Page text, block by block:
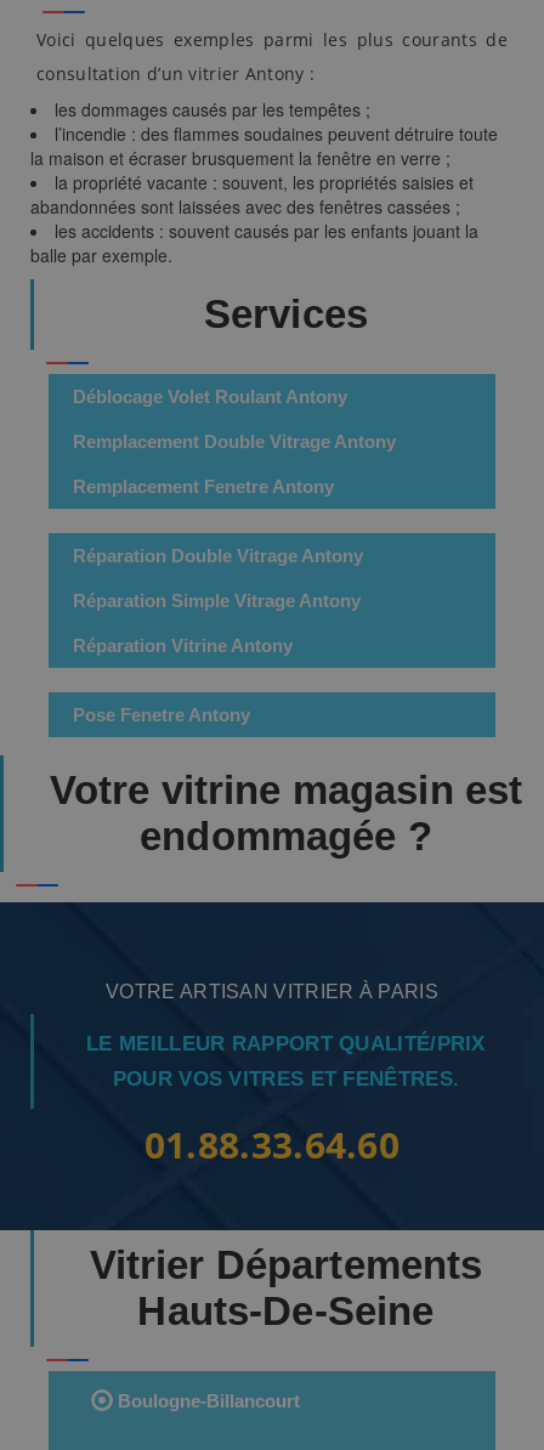
Voici quelques exemples parmi les plus courants de
consultation d’un vitrier Antony :
les dommages causés par les tempêtes ;
l’incendie : des flammes soudaines peuvent détruire toute
la maison et écraser brusquement la fenêtre en verre ;
la propriété vacante : souvent, les propriétés saisies et
abandonnées sont laissées avec des fenêtres cassées ;
les accidents : souvent causés par les enfants jouant la
balle par exemple.
Services
Déblocage Volet Roulant Antony
Remplacement Double Vitrage Antony
Remplacement Fenetre Antony
Réparation Double Vitrage Antony
Réparation Simple Vitrage Antony
Réparation Vitrine Antony
Pose Fenetre Antony
Votre vitrine magasin est
endommagée ?
VOTRE ARTISAN VITRIER À PARIS
LE MEILLEUR RAPPORT QUALITÉ/PRIX
POUR VOS VITRES ET FENÊTRES.
01.88.33.64.60
Vitrier Départements
Hauts-De-Seine
Boulogne-Billancourt